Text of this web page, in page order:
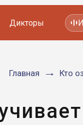
Мультфильмов
Дикторы
Главная Кто